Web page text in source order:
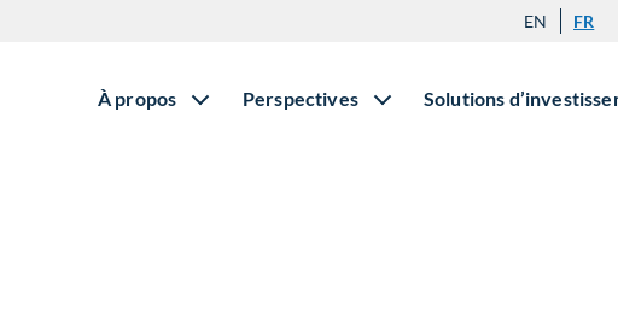
EN FR
À propos Perspectives Solutions